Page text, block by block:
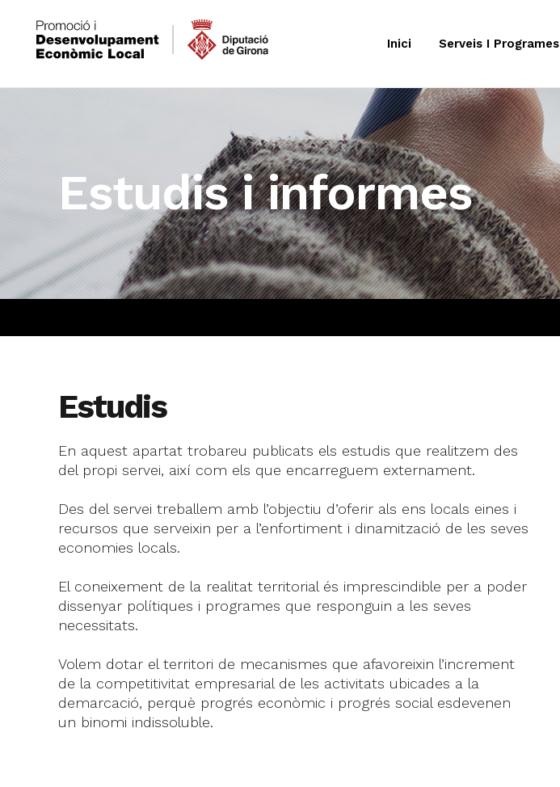
Inici Serveis I Programes
Estudis i informes
Estudis
En aquest apartat trobareu publicats els estudis que realitzem des
del propi servei, així com els que encarreguem externament.
Des del servei treballem amb l’objectiu d’oferir als ens locals eines i
recursos que serveixin per a l’enfortiment i dinamització de les seves
economies locals.
El coneixement de la realitat territorial és imprescindible per a poder
dissenyar polítiques i programes que responguin a les seves
necessitats.
Volem dotar el territori de mecanismes que afavoreixin l’increment
de la competitivitat empresarial de les activitats ubicades a la
demarcació, perquè progrés econòmic i progrés social esdevenen
un binomi indissoluble.